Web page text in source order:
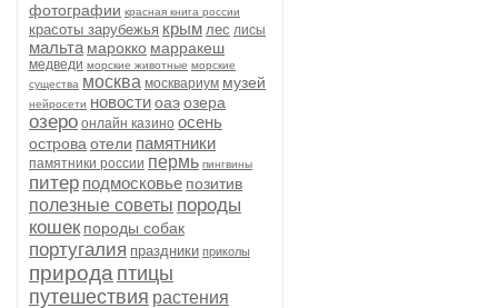
фотографии красная книга россии
красоты зарубежья крым лес лисы
мальта марокко марракеш
медведи морские животные морские
существа москва москвариум музей
нейросети новостиоаэозера
озеро онлайн казино осень
острова отели памятники
памятники россии пермь пингвины
питер подмосковье позитив
полезные советы породы
кошек породы собак
португалия праздники приколы
природа птицы
путешествия растения